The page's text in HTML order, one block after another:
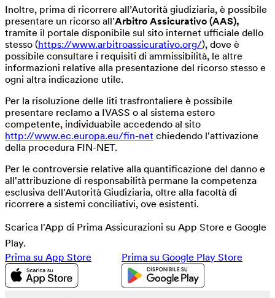
Inoltre, prima di ricorrere all’Autorità giudiziaria, è possibile
presentare un ricorso all’Arbitro Assicurativo (AAS),
tramite il portale disponibile sul sito internet ufficiale dello
stesso (https://www.arbitroassicurativo.org/), dove è
possibile consultare i requisiti di ammissibilità, le altre
informazioni relative alla presentazione del ricorso stesso e
ogni altra indicazione utile.
Per la risoluzione delle liti trasfrontaliere è possibile
presentare reclamo a IVASS o al sistema estero
competente, individuabile accedendo al sito
http://www.ec.europa.eu/fin-net chiedendo l'attivazione
della procedura FIN-NET.
Per le controversie relative alla quantificazione del danno e
all'attribuzione di responsabilità permane la competenza
esclusiva dell'Autorità Giudiziaria, oltre alla facoltà di
ricorrere a sistemi conciliativi, ove esistenti.
Scarica l'App di Prima Assicurazioni su App Store e Google
Play.
Prima su App Store
Prima su Google Play Store